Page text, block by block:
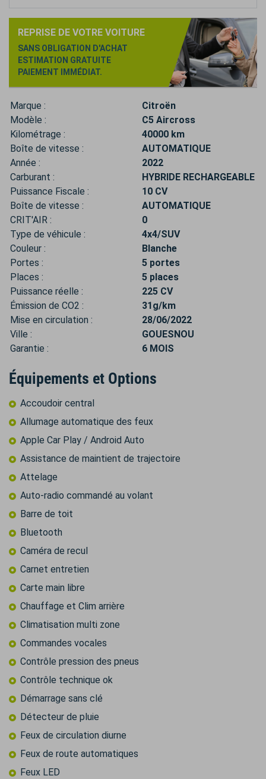
REPRISE DE VOTRE VOITURE
SANS OBLIGATION D'ACHAT
ESTIMATION GRATUITE
PAIEMENT IMMÉDIAT.
Marque :
Citroën
Modèle :
C5 Aircross
Kilométrage :
40000 km
Boîte de vitesse :
AUTOMATIQUE
Année :
2022
Carburant :
HYBRIDE RECHARGEABLE
Puissance Fiscale :
10 CV
Boîte de vitesse :
AUTOMATIQUE
CRIT'AIR :
0
Type de véhicule :
4x4/SUV
Couleur :
Blanche
Portes :
5 portes
Places :
5 places
Puissance réelle :
225 CV
Émission de CO2 :
31g/km
Mise en circulation :
28/06/2022
Ville :
GOUESNOU
Garantie :
6 MOIS
Équipements et Options
Accoudoir central
Allumage automatique des feux
Apple Car Play / Android Auto
Assistance de maintient de trajectoire
Attelage
Auto-radio commandé au volant
Barre de toit
Bluetooth
Caméra de recul
Carnet entretien
Carte main libre
Chauffage et Clim arrière
Climatisation multi zone
Commandes vocales
Contrôle pression des pneus
Contrôle technique ok
Démarrage sans clé
Détecteur de pluie
Feux de circulation diurne
Feux de route automatiques
Feux LED